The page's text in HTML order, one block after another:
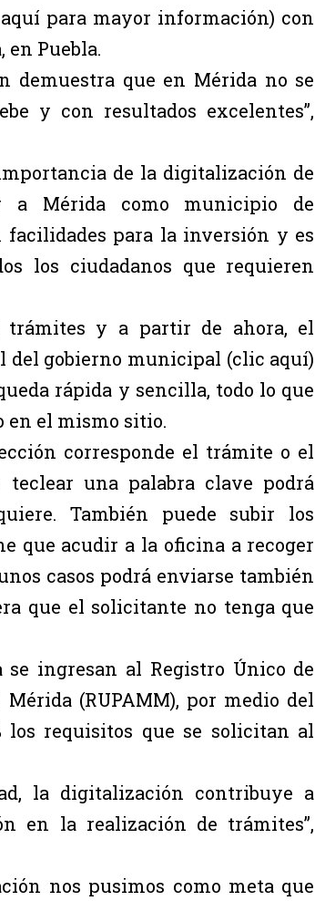
para mayor información) con
en Puebla.
demuestra que en Mérida no se
y con resultados excelentes”,
de la digitalización de
a Mérida como municipio de
para la inversión y es
los ciudadanos que requieren
trámites y a partir de ahora, el
del gobierno municipal (clic aquí)
rápida y sencilla, todo lo que
el mismo sitio.
corresponde el trámite o el
una palabra clave podrá
También puede subir los
que acudir a la oficina a recoger
casos podrá enviarse también
que el solicitante no tenga que
ingresan al Registro Único de
(RUPAMM), por medio del
los requisitos que se solicitan al
la digitalización contribuye a
en la realización de trámites”,
nos pusimos como meta que